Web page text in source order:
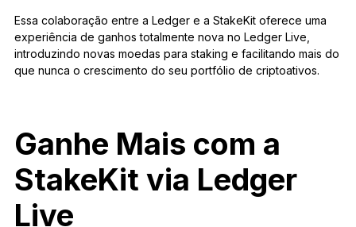
Essa colaboração entre a Ledger e a StakeKit oferece uma
experiência de ganhos totalmente nova no Ledger Live,
introduzindo novas moedas para staking e facilitando mais do
que nunca o crescimento do seu portfólio de criptoativos.
Ganhe Mais com a
StakeKit via Ledger
Live